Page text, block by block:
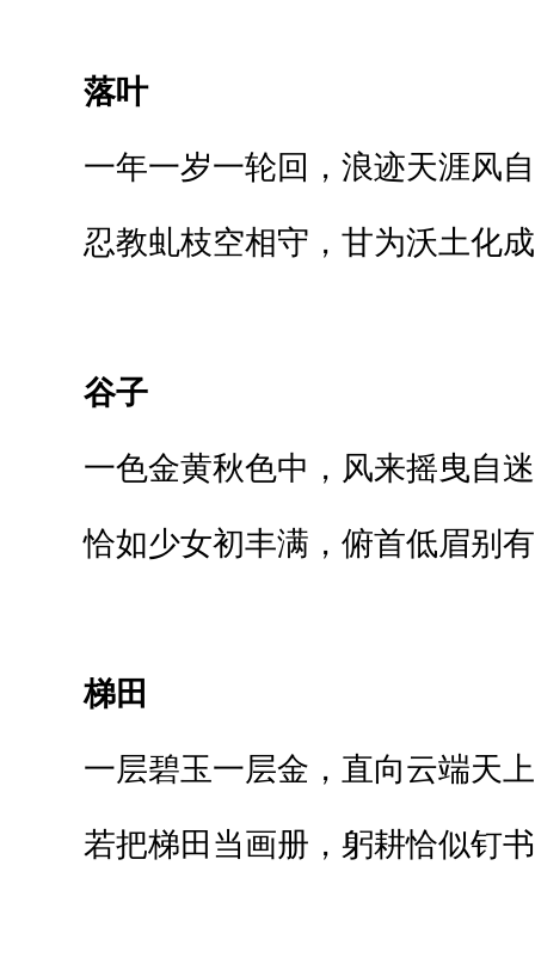
落叶
一年一岁一轮回，浪迹天涯风
忍教虬枝空相守，甘为沃土化
谷子
一色金黄秋色中，风来摇曳自
恰如少女初丰满，俯首低眉别
梯田
一层碧玉一层金，直向云端天
若把梯田当画册，躬耕恰似钉